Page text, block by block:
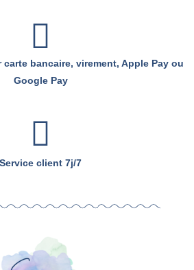
carte bancaire, virement, Apple Pay ou
Google Pay
Service client 7j/7